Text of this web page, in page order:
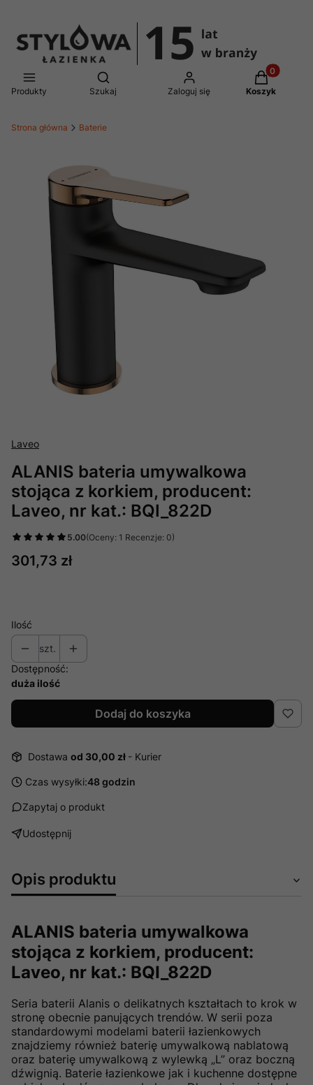
Produkty
Otwórz wyszukiwarkę
Szukaj Zaloguj się
Produkty
Koszyk
Strona główna Baterie
Laveo
ALANIS bateria umywalkowa
stojąca z korkiem, producent:
Laveo, nr kat.: BQI_822D
5.00(Oceny: 1 Recenzje: 0)
Cena
301,73 zł
Ilość
szt.
Dostępność:
duża ilość
Dodaj do koszyka
Dostawa od 30,00 zł - Kurier
Czas wysyłki:48 godzin
Zapytaj o produkt
Udostępnij
Opis produktu
ALANIS bateria umywalkowa
stojąca z korkiem, producent:
Laveo, nr kat.: BQI_822D
Seria baterii Alanis o delikatnych kształtach to krok w
stronę obecnie panujących trendów. W serii poza
standardowymi modelami baterii łazienkowych
znajdziemy również baterię umywalkową nablatową
oraz baterię umywalkową z wylewką „L” oraz boczną
dźwignią. Baterie łazienkowe jak i kuchenne dostępne